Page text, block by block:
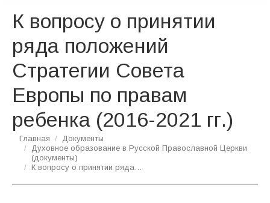
К вопросу о принятии
ряда положений
Стратегии Совета
Европы по правам
ребенка (2016-2021 гг.)
Вы здесь:
Главная
Документы
Духовное образование в Русской Православной Церкви
(документы)
К вопросу о принятии ряда…